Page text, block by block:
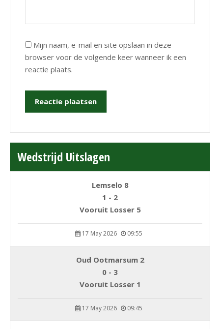
Mijn naam, e-mail en site opslaan in deze
browser voor de volgende keer wanneer ik een
reactie plaats.
Wedstrijd Uitslagen
Lemselo 8
1 - 2
Vooruit Losser 5
17 May 2026 09:55
Oud Ootmarsum 2
0 - 3
Vooruit Losser 1
17 May 2026 09:45